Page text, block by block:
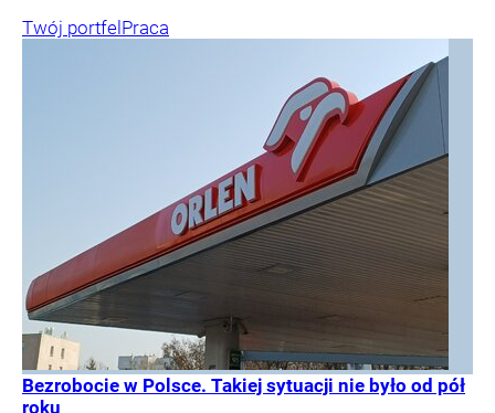
Twój portfelPraca
Bezrobocie w Polsce. Takiej sytuacji nie było od pół
roku